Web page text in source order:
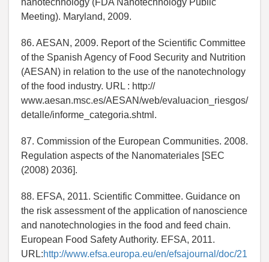
nanotechnology (FDA Nanotechnology Public
Meeting). Maryland, 2009.
86. AESAN, 2009. Report of the Scientific Committee
of the Spanish Agency of Food Security and Nutrition
(AESAN) in relation to the use of the nanotechnology
of the food industry. URL : http://
www.aesan.msc.es/AESAN/web/evaluacion_riesgos/
detalle/informe_categoria.shtml.
87. Commission of the European Communities. 2008.
Regulation aspects of the Nanomateriales [SEC
(2008) 2036].
88. EFSA, 2011. Scientific Committee. Guidance on
the risk assessment of the application of nanoscience
and nanotechnologies in the food and feed chain.
European Food Safety Authority. EFSA, 2011.
URL:http://www.efsa.europa.eu/en/efsajournal/doc/21